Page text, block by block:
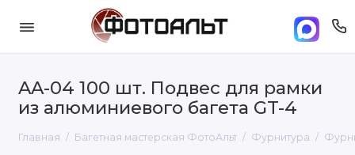
AA-04 100 шт. Подвес для рамки
из алюминиевого багета GT-4
Главная Багетная мастерская ФотоАльт Фурнитура